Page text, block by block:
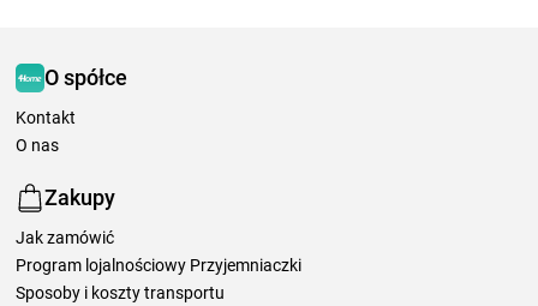
O spółce
Kontakt
O nas
Zakupy
Jak zamówić
Program lojalnościowy Przyjemniaczki
Sposoby i koszty transportu